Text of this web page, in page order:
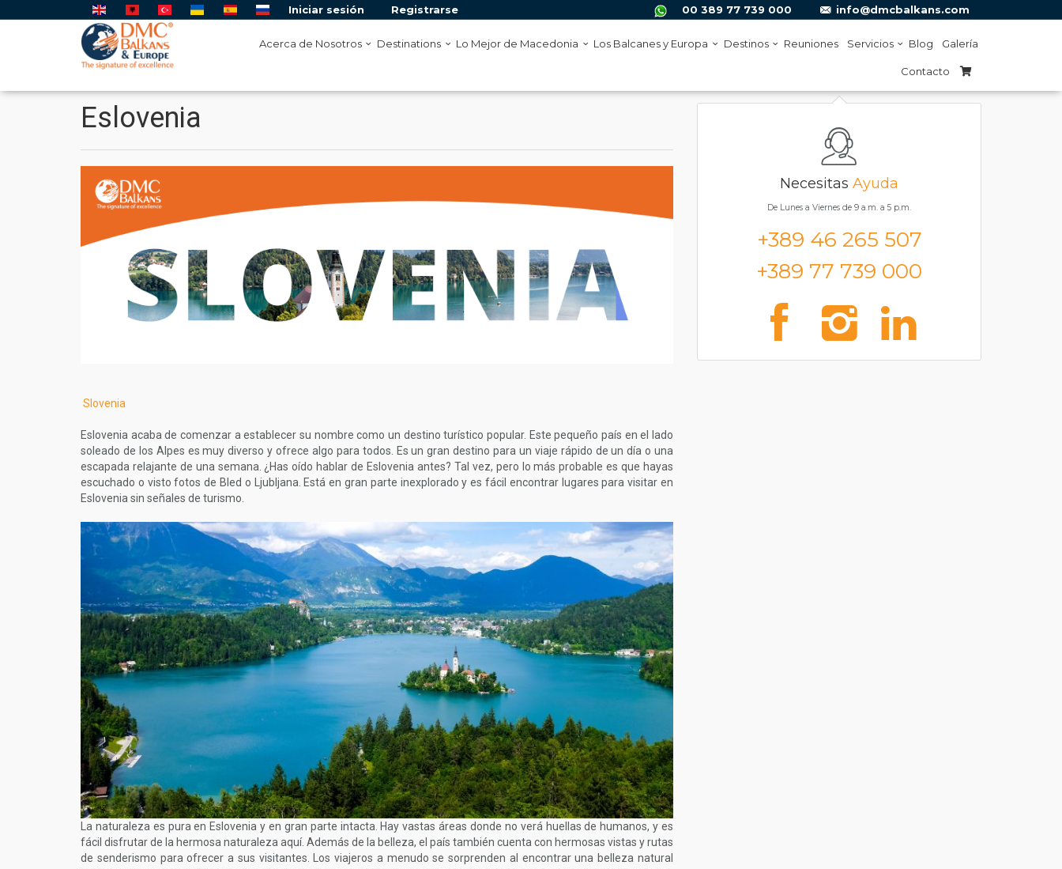
Iniciar sesión Registrarse 00 389 77 739 000 info@dmcbalkans.com
Acerca de Nosotros Destinations Lo Mejor de Macedonia Los Balcanes y Europa Destinos Reuniones Servicios Blog Galería
Contacto
Eslovenia
Slovenia
Eslovenia acaba de comenzar a establecer su nombre como un destino turístico popular. Este pequeño país en el lado
soleado de los Alpes es muy diverso y ofrece algo para todos. Es un gran destino para un viaje rápido de un día o una
escapada relajante de una semana. ¿Has oído hablar de Eslovenia antes? Tal vez, pero lo más probable es que hayas
escuchado o visto fotos de Bled o Ljubljana. Está en gran parte inexplorado y es fácil encontrar lugares para visitar en
Eslovenia sin señales de turismo.
La naturaleza es pura en Eslovenia y en gran parte intacta. Hay vastas áreas donde no verá huellas de humanos, y es
fácil disfrutar de la hermosa naturaleza aquí. Además de la belleza, el país también cuenta con hermosas vistas y rutas
de senderismo para ofrecer a sus visitantes. Los viajeros a menudo se sorprenden al encontrar una belleza natural
Necesitas Ayuda
De Lunes a Viernes de 9 a.m. a 5 p.m.
+389 46 265 507
+389 77 739 000